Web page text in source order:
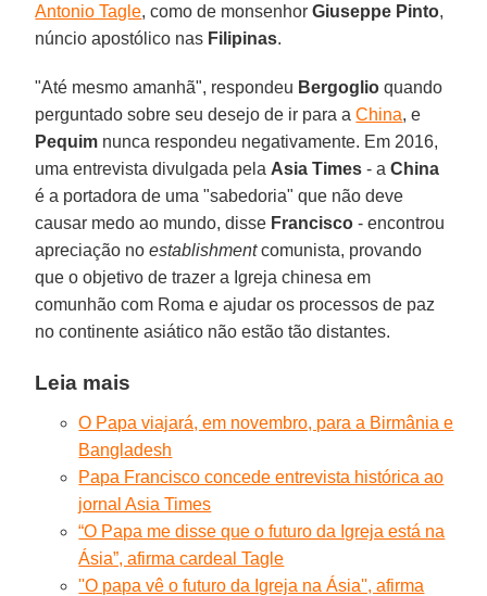
Antonio Tagle, como de monsenhorGiuseppe Pinto,
núncio apostólico nas Filipinas.
"Até mesmo amanhã", respondeu Bergoglio quando
perguntado sobre seu desejo de ir para aChina, e
Pequim nunca respondeu negativamente. Em 2016,
uma entrevista divulgada pela Asia Times - aChina
é a portadora de uma "sabedoria" que não deve
causar medo ao mundo, disse Francisco - encontrou
apreciação noestablishmentcomunista, provando
que o objetivo de trazer a Igreja chinesa em
comunhão com Roma e ajudar os processos de paz
no continente asiático não estão tão distantes.
Leia mais
O Papa viajará, em novembro, para a Birmânia e
Bangladesh
Papa Francisco concede entrevista histórica ao
jornal Asia Times
“O Papa me disse que o futuro da Igreja está na
Ásia”, afirma cardeal Tagle
''O papa vê o futuro da Igreja na Ásia'', afirma